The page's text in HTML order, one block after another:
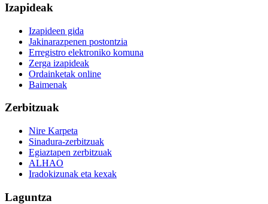
Izapideak
Izapideen gida
Jakinarazpenen postontzia
Erregistro elektroniko komuna
Zerga izapideak
Ordainketak online
Baimenak
Zerbitzuak
Nire Karpeta
Sinadura-zerbitzuak
Egiaztapen zerbitzuak
ALHAO
Iradokizunak eta kexak
Laguntza